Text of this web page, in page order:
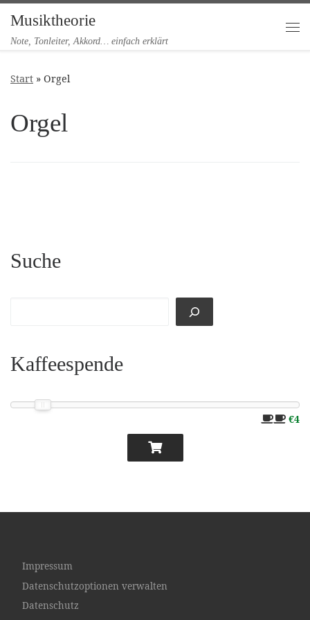
Zum Inhalt springen
Musiktheorie
Note, Tonleiter, Akkord… einfach erklärt
Start » Orgel
Orgel
Suche
Kaffeespende
€4
Impressum
Datenschutzoptionen verwalten
Datenschutz